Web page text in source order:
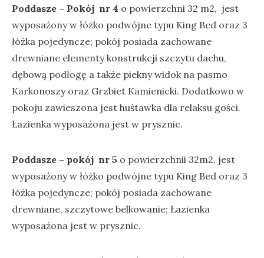
Poddasze – Pokój nr 4 o powierzchni 32 m2, jest
wyposażony w łóżko podwójne typu King Bed oraz 3
łóżka pojedyncze; pokój posiada zachowane
drewniane elementy konstrukcji szczytu dachu,
dębową podłogę a także piekny widok na pasmo
Karkonoszy oraz Grzbiet Kamienicki. Dodatkowo w
pokoju zawieszona jest huśtawka dla relaksu gości.
Łazienka wyposażona jest w prysznic.
Poddasze – pokój nr 5 o powierzchnii 32m2, jest
wyposażony w łóżko podwójne typu King Bed oraz 3
łóżka pojedyncze; pokój posiada zachowane
drewniane, szczytowe belkowanie; Łazienka
wyposażona jest w prysznic.